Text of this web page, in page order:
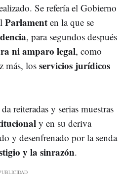
Se refería el Gobierno
Parlament en la que se
, para segundos después
ni amparo legal, como
más, los servicios jurídicos
da reiteradas y serias muestras
y en su deriva
y desenfrenado por la senda
y la sinrazón.